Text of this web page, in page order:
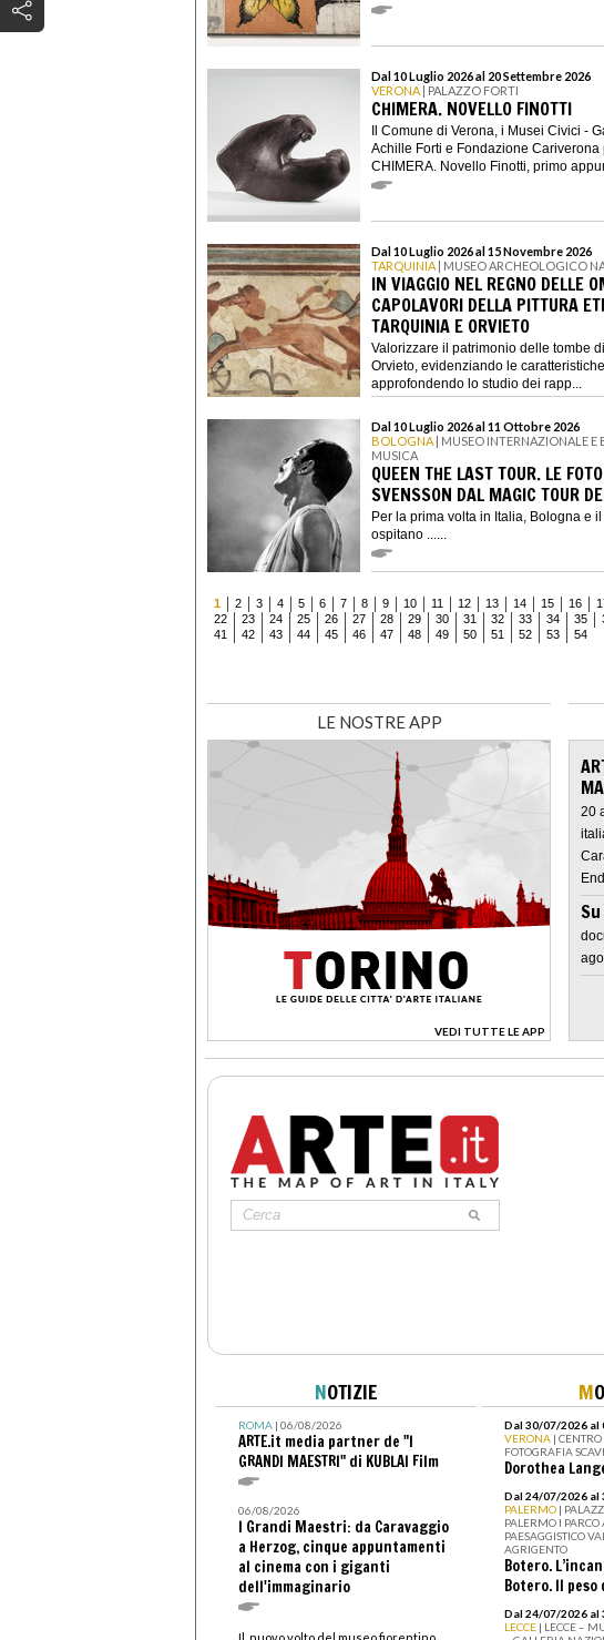
Dal 10 Luglio 2026 al 20 Settembre 2026
VERONA | PALAZZO FORTI
CHIMERA. NOVELLO FINOTTI
Il Comune di Verona, i Musei Civici -
Achille Forti e Fondazione Cariverona
CHIMERA. Novello Finotti, primo
Dal 10 Luglio 2026 al 15 Novembre 2026
TARQUINIA | MUSEO ARCHEOLOGICO
IN VIAGGIO NEL REGNO DELLE
CAPOLAVORI DELLA PITTURA
TARQUINIA E ORVIETO
Valorizzare il patrimonio delle tombe
Orvieto, evidenziando le
approfondendo lo studio dei rapp...
Dal 10 Luglio 2026 al 11 Ottobre 2026
BOLOGNA | MUSEO INTERNAZIONALE E
MUSICA
QUEEN THE LAST TOUR. LE
SVENSSON DAL MAGIC TOUR
Per la prima volta in Italia, Bologna e
ospitano ......
1 2 3 4 5 6 7 8 9 10 11 12 13 14 15 16
22
23 24 25 26 27 28 29 30 31 32 33 34 35
41
42 43 44 45 46 47 48 49 50 51 52 53
54
LE NOSTRE APP
VEDI TUTTE LE APP
>
20
Su
NOTIZIE
ROMA| 06/08/2026
ARTE.it media partner de "I
GRANDI MAESTRI" di KUBLAI Film
06/08/2026
I Grandi Maestri: da Caravaggio
a Herzog, cinque appuntamenti
al cinema con i giganti
dell'immaginario
Il nuovo volto del museo fiorentino
M
Dal 30/07/2026 al
VERONA |
FOTOGRAFIA
Dorothea
Dal 24/07/2026 al
PALERMO |
PALERMO I PARCO
PAESAGGISTICO
AGRIGENTO
Botero.
Botero. Il peso
Dal 24/07/2026 al
LECCE | LECCE –